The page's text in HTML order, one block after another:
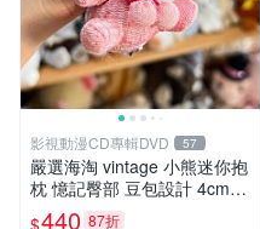
影視動漫CD專輯DVD 57
嚴選海淘 vintage 小熊迷你抱
枕 憶記臀部 豆包設計 4cm
高 推薦收藏 迷你豆包小熊、
440 87折